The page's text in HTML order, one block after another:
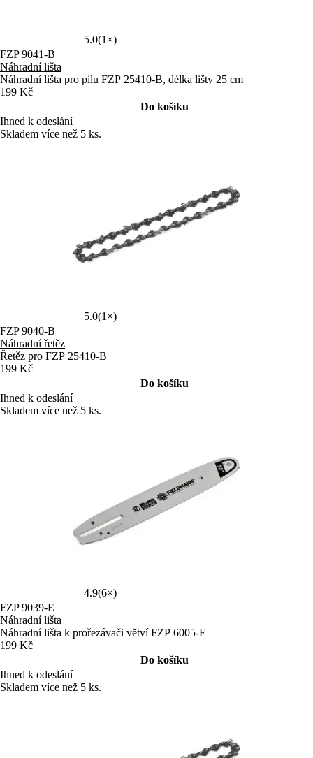
5.0(1×)
FZP 9041-B
Náhradní lišta
Náhradní lišta pro pilu FZP 25410-B, délka lišty 25 cm
199 Kč
Do košíku
Ihned k odeslání
Skladem více než 5 ks.
5.0(1×)
FZP 9040-B
Náhradní řetěz
Řetěz pro FZP 25410-B
199 Kč
Do košíku
Ihned k odeslání
Skladem více než 5 ks.
4.9(6×)
FZP 9039-E
Náhradní lišta
Náhradní lišta k prořezávači větví FZP 6005-E
199 Kč
Do košíku
Ihned k odeslání
Skladem více než 5 ks.